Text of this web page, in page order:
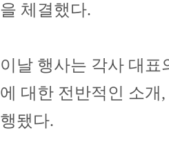
을 체결했다.
이날 행사는 각사 대
에 대한 전반적인 소개
행됐다.